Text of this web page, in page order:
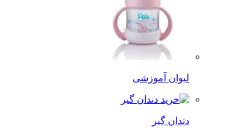
لیوان آموزشی
دندان گیر